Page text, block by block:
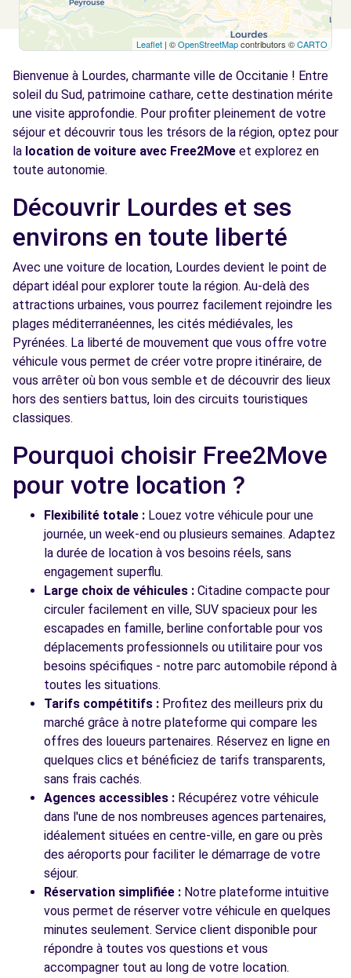
Leaflet | ©OpenStreetMapcontributors ©CARTO
Bienvenue à Lourdes, charmante ville de Occitanie ! Entre
soleil du Sud, patrimoine cathare, cette destination mérite
une visite approfondie. Pour profiter pleinement de votre
séjour et découvrir tous les trésors de la région, optez pour
la location de voiture avec Free2Move et explorez en
toute autonomie.
Découvrir Lourdes et ses
environs en toute liberté
Avec une voiture de location, Lourdes devient le point de
départ idéal pour explorer toute la région. Au-delà des
attractions urbaines, vous pourrez facilement rejoindre les
plages méditerranéennes, les cités médiévales, les
Pyrénées. La liberté de mouvement que vous offre votre
véhicule vous permet de créer votre propre itinéraire, de
vous arrêter où bon vous semble et de découvrir des lieux
hors des sentiers battus, loin des circuits touristiques
classiques.
Pourquoi choisir Free2Move
pour votre location ?
Flexibilité totale : Louez votre véhicule pour une
journée, un week-end ou plusieurs semaines. Adaptez
la durée de location à vos besoins réels, sans
engagement superflu.
Large choix de véhicules : Citadine compacte pour
circuler facilement en ville, SUV spacieux pour les
escapades en famille, berline confortable pour vos
déplacements professionnels ou utilitaire pour vos
besoins spécifiques - notre parc automobile répond à
toutes les situations.
Tarifs compétitifs : Profitez des meilleurs prix du
marché grâce à notre plateforme qui compare les
offres des loueurs partenaires. Réservez en ligne en
quelques clics et bénéficiez de tarifs transparents,
sans frais cachés.
Agences accessibles : Récupérez votre véhicule
dans l'une de nos nombreuses agences partenaires,
idéalement situées en centre-ville, en gare ou près
des aéroports pour faciliter le démarrage de votre
séjour.
Réservation simplifiée : Notre plateforme intuitive
vous permet de réserver votre véhicule en quelques
minutes seulement. Service client disponible pour
répondre à toutes vos questions et vous
accompagner tout au long de votre location.